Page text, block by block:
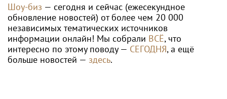
Шоу-биз — сегодня и сейчас (ежесекундное
обновление новостей) от более чем 20 000
независимых тематических источников
информации онлайн! Мы собрали ВСЁ, что
интересно по этому поводу — СЕГОДНЯ, а ещё
больше новостей — здесь.